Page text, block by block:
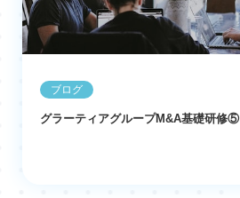
ブログ
グラーティアグループM&A基礎研修⑤